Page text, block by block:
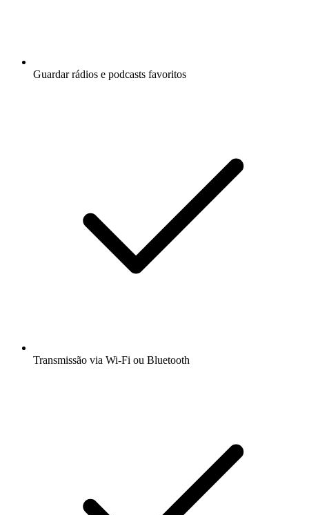
Guardar rádios e podcasts favoritos
Transmissão via Wi-Fi ou Bluetooth